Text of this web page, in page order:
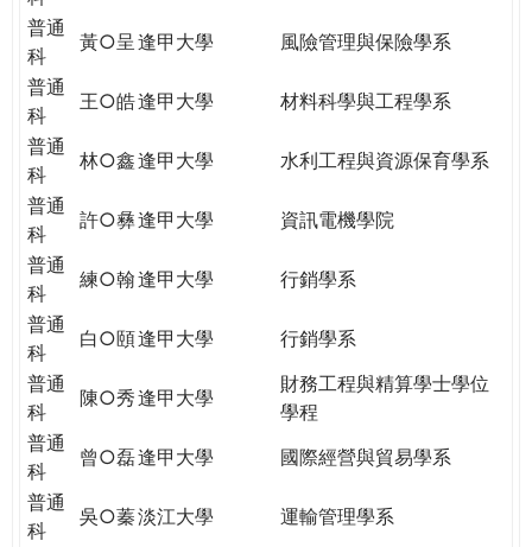
普通
科
黃○呈 逢甲大學
風險管理與保險學系
普通
科
王○皓逢甲大學
材料科學與工程學系
普通
科
林○鑫逢甲大學
水利工程與資源保育學系
普通
科
許○彝逢甲大學
資訊電機學院
普通
科
練○翰逢甲大學
行銷學系
普通
科
白○頤逢甲大學
行銷學系
普通
科
陳○秀逢甲大學
財務工程與精算學士學位
學程
普通
科
曾○磊逢甲大學
國際經營與貿易學系
普通
科
吳○蓁淡江大學
運輸管理學系